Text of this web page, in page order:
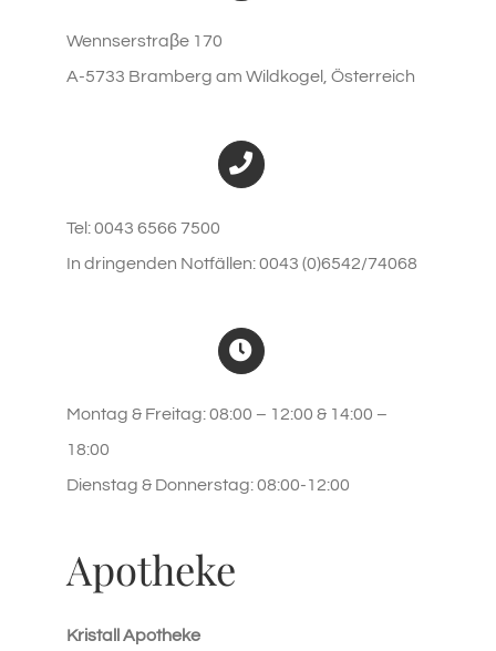
Wennserstraβe 170
A-5733 Bramberg am Wildkogel, Österreich
Tel: 0043 6566 7500
In dringenden Notfällen: 0043 (0)6542/74068
Montag & Freitag: 08:00 – 12:00 & 14:00 –
18:00
Dienstag & Donnerstag: 08:00-12:00
Apotheke
Kristall Apotheke